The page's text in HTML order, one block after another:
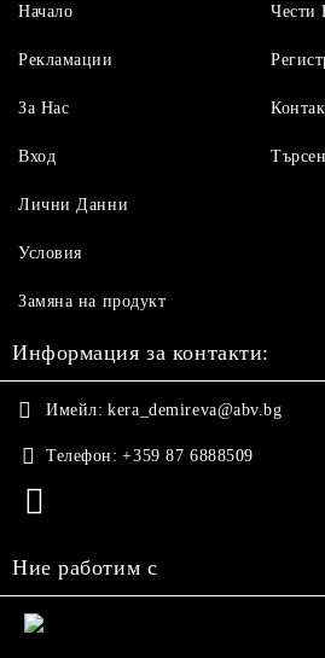
Начало
Рекламации
За Нас
Вход
Чести
Лични Данни
Условия
Замяна на продукт
Информация за контакти:
Имейл: kera_demireva@abv.bg
Телефон: +359 87 6888509
Ние работим с